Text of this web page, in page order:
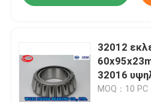
32012
32016
MOQ：10 PC